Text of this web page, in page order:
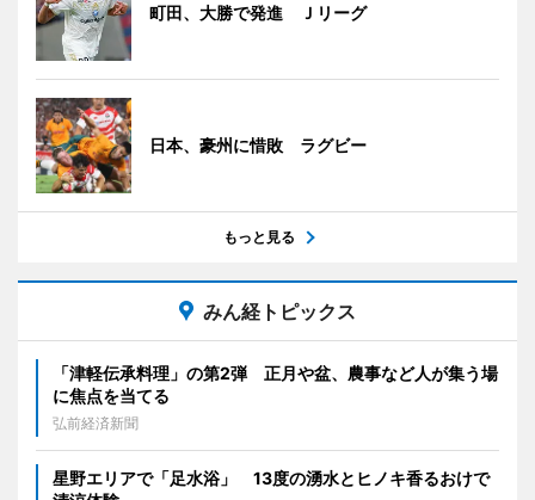
町田、大勝で発進 Ｊリーグ
日本、豪州に惜敗 ラグビー
もっと見る
みん経トピックス
「津軽伝承料理」の第2弾 正月や盆、農事など人が集う場
に焦点を当てる
弘前経済新聞
星野エリアで「足水浴」 13度の湧水とヒノキ香るおけで